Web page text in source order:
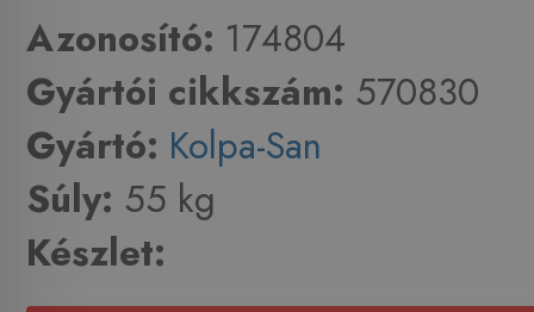
Azonosító: 174804
Gyártói cikkszám: 570830
Gyártó: Kolpa-San
Súly: 55 kg
Készlet: